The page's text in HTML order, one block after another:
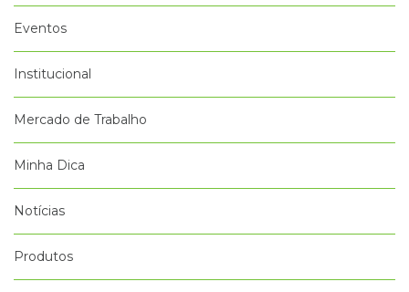
Eventos
Institucional
Mercado de Trabalho
Minha Dica
Notícias
Produtos